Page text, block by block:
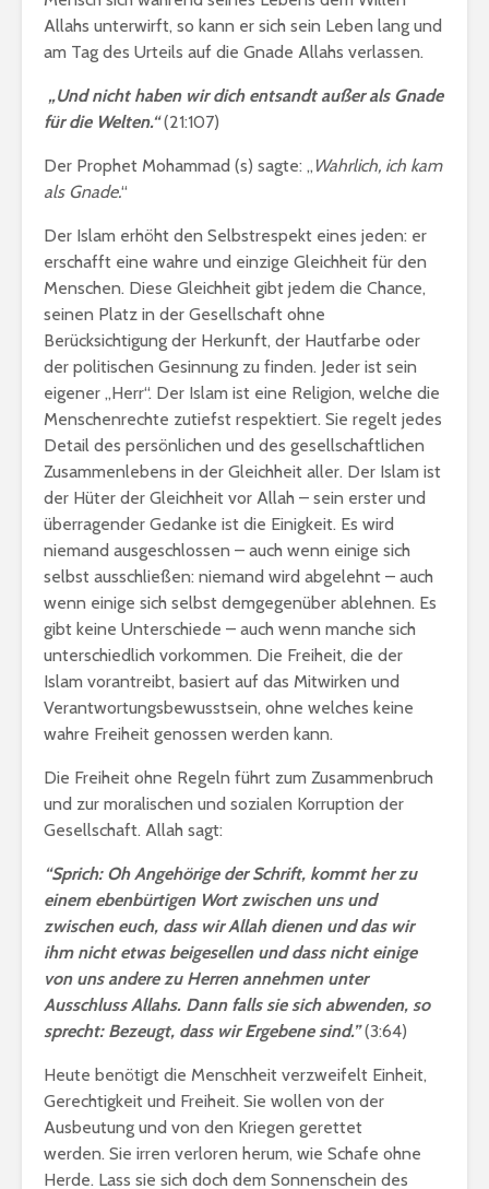
Allahs unterwirft, so kann er sich sein Leben lang und
am Tag des Urteils auf die Gnade Allahs verlassen.
„Und nicht haben wir dich entsandt außer als Gnade
für die Welten.“(21:107)
Der Prophet Mohammad (s) sagte: „ Wahrlich, ich kam
als Gnade.“
Der Islam erhöht den Selbstrespekt eines jeden: er
erschafft eine wahre und einzige Gleichheit für den
Menschen. Diese Gleichheit gibt jedem die Chance,
seinen Platz in der Gesellschaft ohne
Berücksichtigung der Herkunft, der Hautfarbe oder
der politischen Gesinnung zu finden. Jeder ist sein
eigener „Herr“. Der Islam ist eine Religion, welche die
Menschenrechte zutiefst respektiert. Sie regelt jedes
Detail des persönlichen und des gesellschaftlichen
Zusammenlebens in der Gleichheit aller. Der Islam ist
der Hüter der Gleichheit vor Allah – sein erster und
überragender Gedanke ist die Einigkeit. Es wird
niemand ausgeschlossen – auch wenn einige sich
selbst ausschließen: niemand wird abgelehnt – auch
wenn einige sich selbst demgegenüber ablehnen. Es
gibt keine Unterschiede – auch wenn manche sich
unterschiedlich vorkommen. Die Freiheit, die der
Islam vorantreibt, basiert auf das Mitwirken und
Verantwortungsbewusstsein, ohne welches keine
wahre Freiheit genossen werden kann.
Die Freiheit ohne Regeln führt zum Zusammenbruch
und zur moralischen und sozialen Korruption der
Gesellschaft. Allah sagt:
“Sprich: Oh Angehörige der Schrift, kommt her zu
einem ebenbürtigen Wort zwischen uns und
zwischen euch, dass wir Allah dienen und das wir
ihm nicht etwas beigesellen und dass nicht einige
von uns andere zu Herren annehmen unter
Ausschluss Allahs. Dann falls sie sich abwenden, so
sprecht: Bezeugt, dass wir Ergebene sind.”(3:64)
Heute benötigt die Menschheit verzweifelt Einheit,
Gerechtigkeit und Freiheit. Sie wollen von der
Ausbeutung und von den Kriegen gerettet
werden. Sie irren verloren herum, wie Schafe ohne
Herde. Lass sie sich doch dem Sonnenschein des